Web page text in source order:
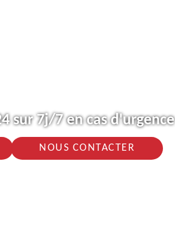
sur 7j/7 en cas d'urgence
NOUS CONTACTER